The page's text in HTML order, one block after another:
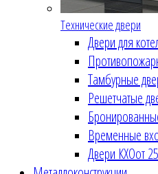
Технические двери
Двери для
Тамбурные
Решетчатые
Временные
Двери КХОот